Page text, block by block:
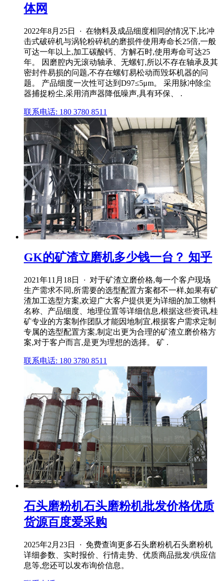
体网
2022年8月25日 · 在物料及成品细度相同的情况下,比冲
击式破碎机与涡轮粉碎机的磨损件使用寿命长25倍,一般
可达一年以上,加工碳酸钙、方解石时,使用寿命可达25
年。 因磨腔内无滚动轴承、无螺钉,所以不存在轴承及其
密封件易损的问题,不存在螺钉易松动而毁坏机器的问
题。 产品细度一次性可达到D97≤5μm。 采用脉冲除尘
器捕捉粉尘,采用消声器降低噪声,具有环保、 .
联系电话: 180 3780 8511
GK的矿渣立磨机多少钱一台？ 知乎
2021年11月18日 · 对于矿渣立磨价格,每一个客户现场
生产需求不同,所需要的选型配置方案都不一样,如果有矿
渣加工选型方案,欢迎广大客户提供更为详细的加工物料
名称、产品细度、地理位置等详细信息,根据这些资讯,桂
矿专业的方案制作团队才能因地制宜,根据客户需求定制
专属的选型配置方案,制定出更为合理的矿渣立磨价格方
案,对于客户而言,是更为理想的选择。 矿 .
联系电话: 180 3780 8511
石头磨粉机石头磨粉机批发价格优质
货源百度爱采购
2025年2月23日 · 免费查询更多石头磨粉机石头磨粉机
详细参数、实时报价、行情走势、优质商品批发/供应信
息等,您还可以发布询价信息。